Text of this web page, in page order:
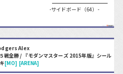
-サイドボード（64）-
Alex
全勝 / 『モダンマスターズ 2015年版』シール
[MO] [ARENA]